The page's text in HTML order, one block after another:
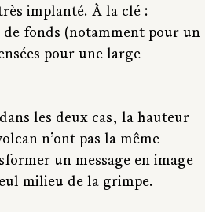
implanté. À la clé :
fonds (notamment pour un
pour une large
les deux cas, la hauteur
n’ont pas la même
un message en image
milieu de la grimpe.